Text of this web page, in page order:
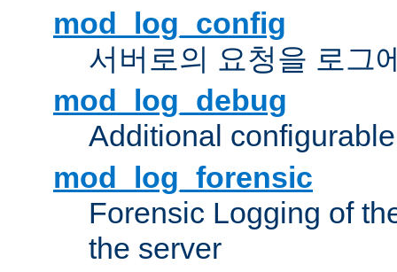
mod_log_config
서버로의 요청을 로그
mod_log_debug
Additional
mod_log_forensic
Forensic Logging of
the server